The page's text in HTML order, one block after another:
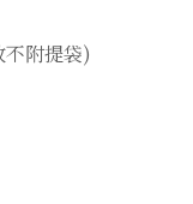
附提袋)